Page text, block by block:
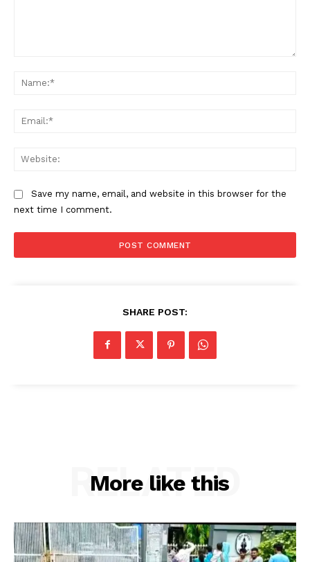
Save my name, email, and website in this browser for the
next time I comment.
SHARE POST:
More like this
RELATED